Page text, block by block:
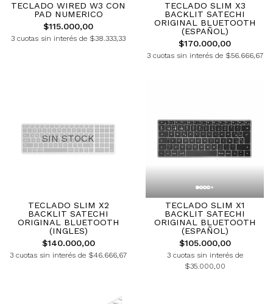
TECLADO WIRED W3 CON
PAD NUMERICO
$115.000,00
3 cuotas sin interés de $38.333,33
TECLADO SLIM X3
BACKLIT SATECHI
ORIGINAL BLUETOOTH
(ESPAÑOL)
$170.000,00
3 cuotas sin interés de $56.666,67
SIN STOCK
TECLADO SLIM X2
BACKLIT SATECHI
ORIGINAL BLUETOOTH
(INGLES)
$140.000,00
3 cuotas sin interés de $46.666,67
TECLADO SLIM X1
BACKLIT SATECHI
ORIGINAL BLUETOOTH
(ESPAÑOL)
$105.000,00
3 cuotas sin interés de
$35.000,00